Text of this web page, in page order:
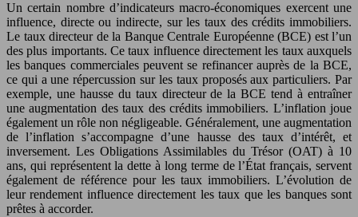
Un certain nombre d’indicateurs macro-économiques exercent une
influence, directe ou indirecte, sur les taux des crédits immobiliers.
Le taux directeur de la Banque Centrale Européenne (BCE) est l’un
des plus importants. Ce taux influence directement les taux auxquels
les banques commerciales peuvent se refinancer auprès de la BCE,
ce qui a une répercussion sur les taux proposés aux particuliers. Par
exemple, une hausse du taux directeur de la BCE tend à entraîner
une augmentation des taux des crédits immobiliers. L’inflation joue
également un rôle non négligeable. Généralement, une augmentation
de l’inflation s’accompagne d’une hausse des taux d’intérêt, et
inversement. Les Obligations Assimilables du Trésor (OAT) à 10
ans, qui représentent la dette à long terme de l’État français, servent
également de référence pour les taux immobiliers. L’évolution de
leur rendement influence directement les taux que les banques sont
prêtes à accorder.